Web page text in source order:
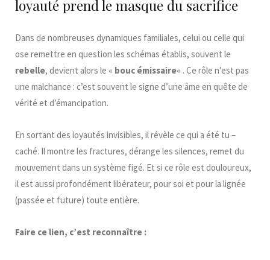
loyauté prend le masque du sacrifice
Dans de nombreuses dynamiques familiales, celui ou celle qui
ose remettre en question les schémas établis, souvent le
rebelle, devient alors le « bouc émissaire« . Ce rôle n’est pas
une malchance : c’est souvent le signe d’une âme en quête de
vérité et d’émancipation.
En sortant des loyautés invisibles, il révèle ce qui a été tu –
caché. Il montre les fractures, dérange les silences, remet du
mouvement dans un système figé. Et si ce rôle est douloureux,
il est aussi profondément libérateur, pour soi et pour la lignée
(passée et future) toute entière.
Faire ce lien, c’est reconnaître :